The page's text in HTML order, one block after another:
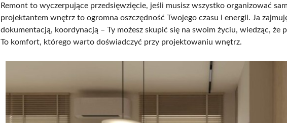
Remont to wyczerpujące przedsięwzięcie, jeśli musisz wszystko organizować
projektantem wnętrz to ogromna oszczędność Twojego czasu i energii. Ja
dokumentacją, koordynacją – Ty możesz skupić się na swoim życiu, wiedząc, że
To komfort, którego warto doświadczyć przy projektowaniu wnętrz.